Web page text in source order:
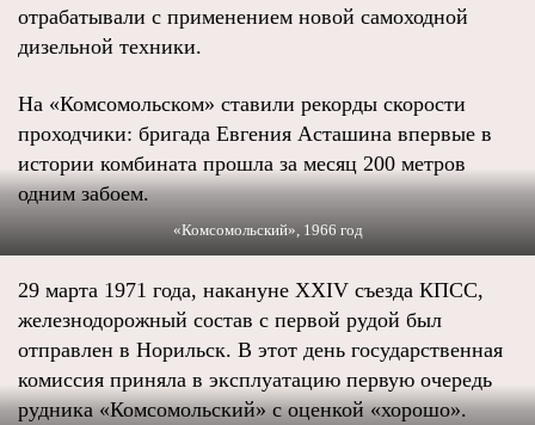
отрабатывали с применением новой самоходной
дизельной техники.
На «Комсомольском» ставили рекорды скорости
проходчики: бригада Евгения Асташина впервые в
истории комбината прошла за месяц 200 метров
одним забоем.
«Комсомольский», 1966 год
29 марта 1971 года, накануне XXIV съезда КПСС,
железнодорожный состав с первой рудой был
отправлен в Норильск. В этот день государственная
комиссия приняла в эксплуатацию первую очередь
рудника «Комсомольский» с оценкой «хорошо».